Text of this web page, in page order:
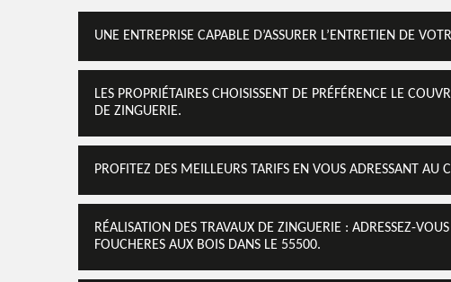
UNE ENTREPRISE CAPABLE D’ASSURER L’ENTRETIEN DE
LES PROPRIÉTAIRES CHOISISSENT DE PRÉFÉRENCE LE
DE ZINGUERIE.
PROFITEZ DES MEILLEURS TARIFS EN VOUS ADRESSANT
RÉALISATION DES TRAVAUX DE ZINGUERIE : ADRESSEZ-
FOUCHERES AUX BOIS DANS LE 55500.